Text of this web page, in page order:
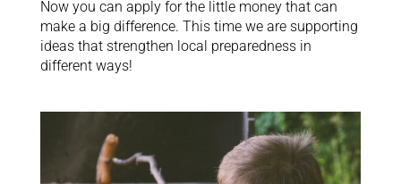
Now you can apply for the little money that can
make a big difference. This time we are supporting
ideas that strengthen local preparedness in
different ways!